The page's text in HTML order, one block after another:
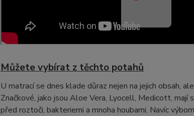
Můžete vybírat z těchto potahů
U matrací se dnes klade důraz nejen na jejich obsah,
Značkové, jako jsou Aloe Vera, Lyocell, Medicott, mají
před roztoči, bakteriemi a mnoha houbami. Navíc